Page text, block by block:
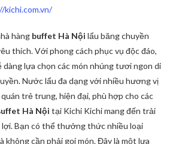
hàng buffet Hà Nội lẩu băng chuyền
thích. Với phong cách phục vụ độc đáo,
lựa chọn các món nhúng tươi ngon di
Nước lẩu đa dạng với nhiều hương vị
trẻ trung, hiện đại, phù hợp cho các
Hà Nội tại Kichi Kichi mang đến trải
Bạn có thể thưởng thức nhiều loại
không cần phải gọi món. Đây là một lựa